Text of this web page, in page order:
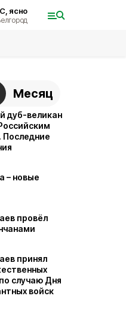
ясно
Месяц
дуб-великан
Последние
– новые
провёл
принял
случаю Дня
войск